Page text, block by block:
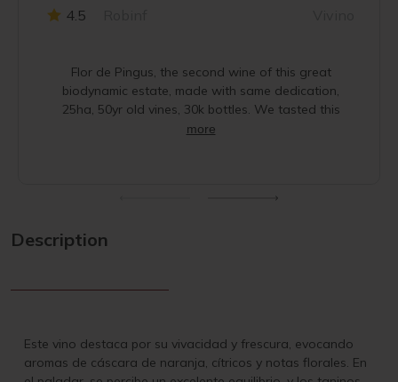
4.5
Flor de Pingus, the second wine of this great
biodynamic estate, made with same dedication,
25ha, 50yr old vines, 30k bottles. We tasted this
more
Description
Este vino destaca por su vivacidad y frescura, evocando
aromas de cáscara de naranja, cítricos y notas florales. En